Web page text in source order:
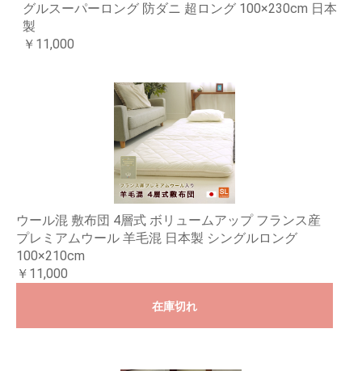
グルスーパーロング 防ダニ 超ロング 100×230cm 日本
製
￥11,000
ウール混 敷布団 4層式 ボリュームアップ フランス産
プレミアムウール 羊毛混 日本製 シングルロング
100×210cm
￥11,000
在庫切れ